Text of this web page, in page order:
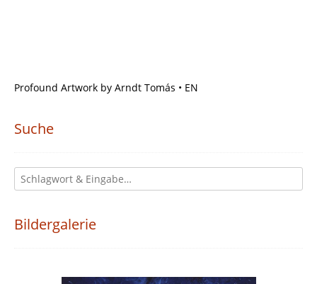
Profound Artwork by Arndt Tomás • EN
Suche
Bildergalerie